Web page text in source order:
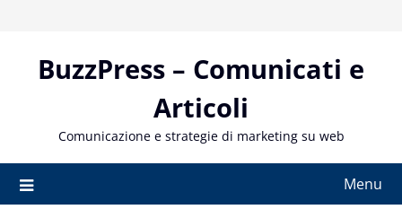
contentBuzzPress – Comunicati e
Articoli
Comunicazione e strategie di marketing su web
Menu